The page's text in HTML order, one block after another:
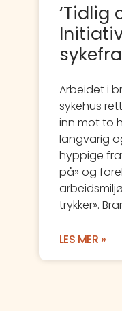
‘Tidlig
Arbeidet i
sykehus
inn mot to
langvarig
hyppige
på» og
trykker».
LES MER »